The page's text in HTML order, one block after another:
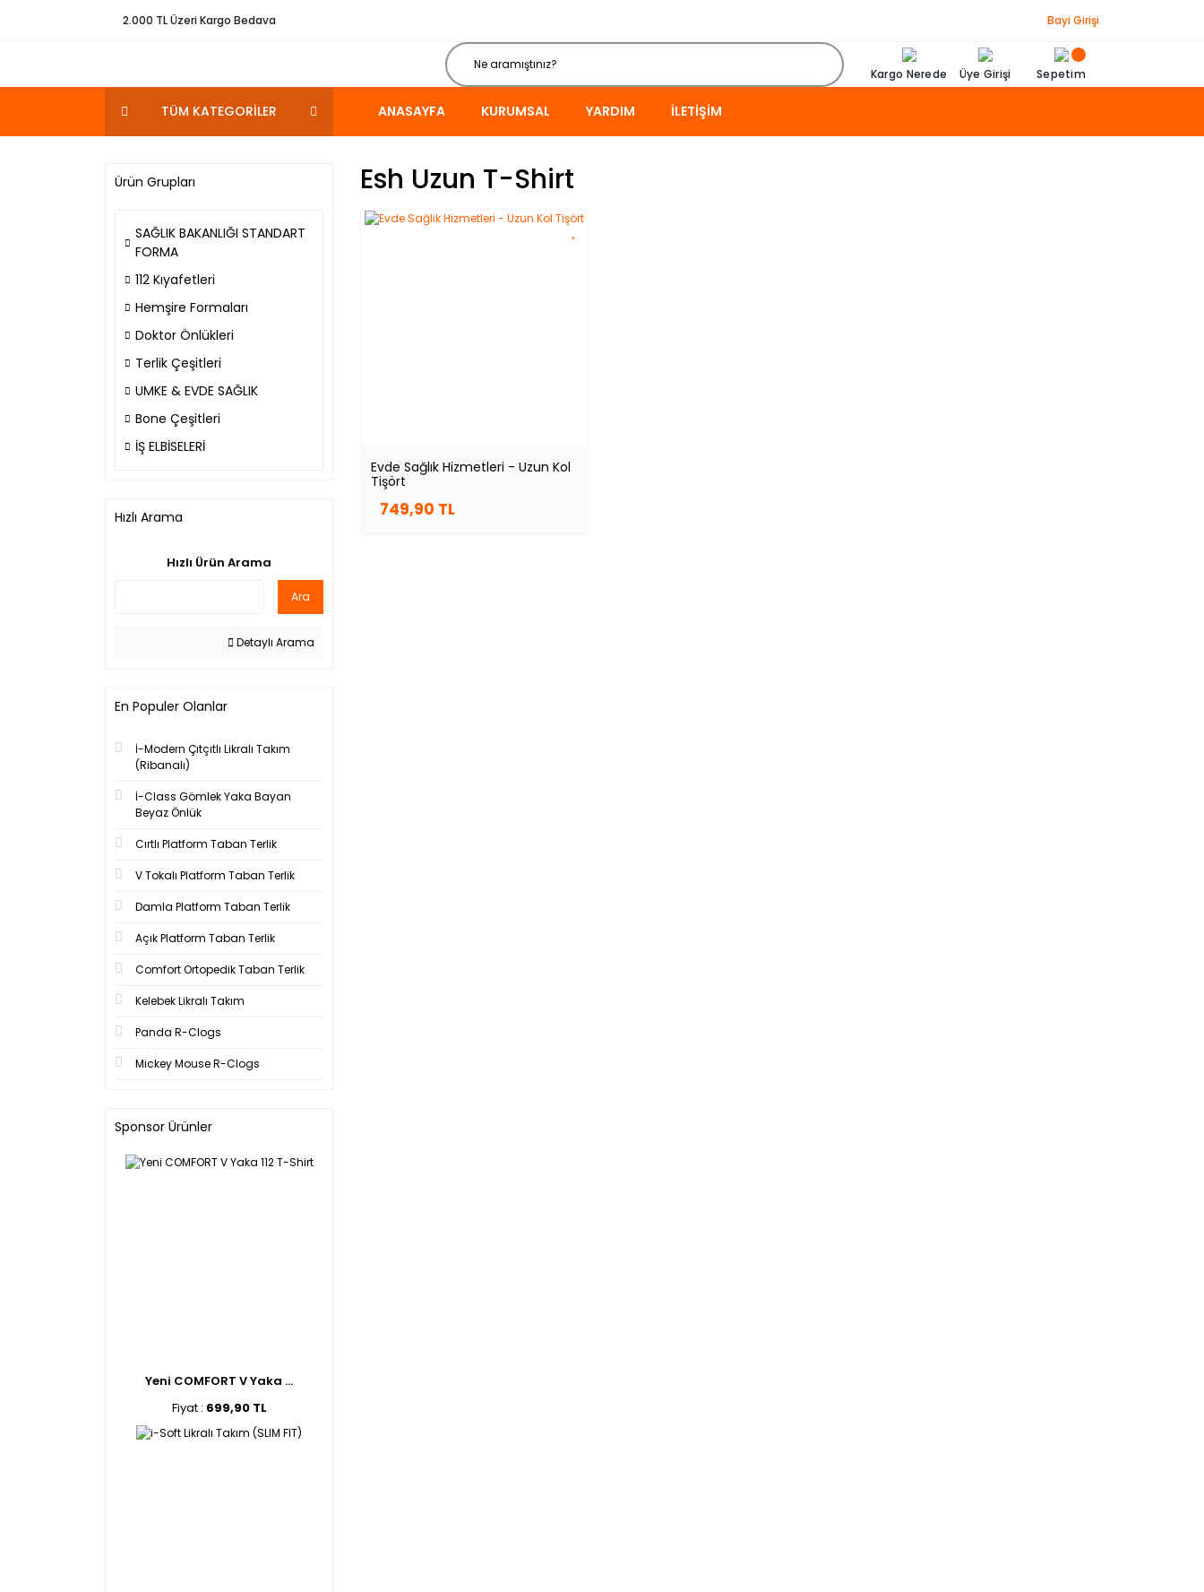
2.000 TL Üzeri Kargo Bedava Bayi Girişi
Kargo Nerede Üye Girişi Sepetim
TÜM KATEGORİLER ANASAYFA KURUMSAL YARDIM İLETIŞIM
Ürün Grupları
SAĞLIK BAKANLIĞI STANDART
FORMA
112 Kıyafetleri
Hemşire Formaları
Doktor Önlükleri
Terlik Çeşitleri
UMKE & EVDE SAĞLIK
Bone Çeşitleri
İŞ ELBİSELERİ
Hızlı Arama
Hızlı Ürün Arama
Ara
Detaylı Arama
En Populer Olanlar
İ-Modern Çıtçıtlı Likralı Takım
(Ribanalı)
İ-Class Gömlek Yaka Bayan
Beyaz Önlük
Cırtlı Platform Taban Terlik
V Tokalı Platform Taban Terlik
Damla Platform Taban Terlik
Açık Platform Taban Terlik
Comfort Ortopedik Taban Terlik
Kelebek Likralı Takım
Panda R-Clogs
Mickey Mouse R-Clogs
Sponsor Ürünler
Yeni COMFORT V Yaka ...
Fiyat : 699,90 TL
Esh Uzun T-Shirt
Evde Sağlık Hizmetleri - Uzun Kol
Tişört
749,90 TL